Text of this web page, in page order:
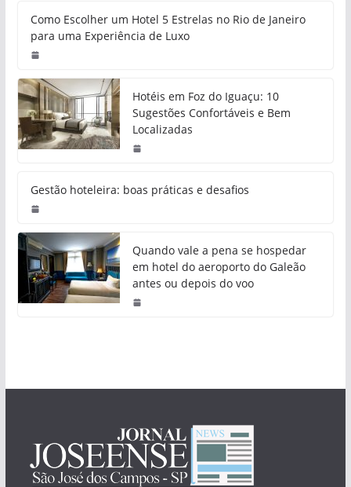
Como Escolher um Hotel 5 Estrelas no Rio de Janeiro
para uma Experiência de Luxo
Hotéis em Foz do Iguaçu: 10
Sugestões Confortáveis e Bem
Localizadas
Gestão hoteleira: boas práticas e desafios
Quando vale a pena se hospedar
em hotel do aeroporto do Galeão
antes ou depois do voo